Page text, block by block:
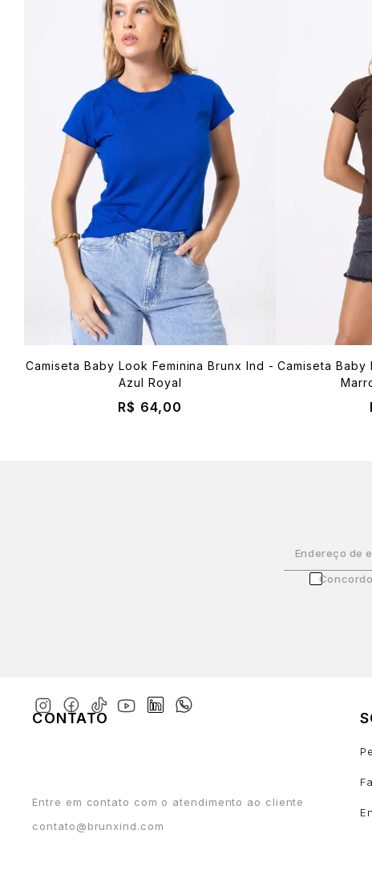
Camiseta Baby Look Feminina Brunx Ind -
Azul Royal
R$ 64,00
Camiseta Baby
Endereço de
CONTATO
Entre em contato com o atendimento ao cliente
contato@brunxind.com